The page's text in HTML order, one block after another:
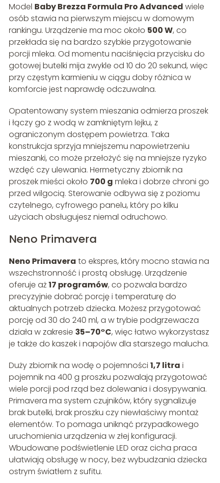
Model Baby Brezza Formula Pro Advanced wiele
osób stawia na pierwszym miejscu w domowym
rankingu. Urządzenie ma moc około 500 W, co
przekłada się na bardzo szybkie przygotowanie
porcji mleka. Od momentu naciśnięcia przycisku do
gotowej butelki mija zwykle od 10 do 20 sekund, więc
przy częstym karmieniu w ciągu doby różnica w
komforcie jest naprawdę odczuwalna.
Opatentowany system mieszania odmierza proszek
i łączy go z wodą w zamkniętym lejku, z
ograniczonym dostępem powietrza. Taka
konstrukcja sprzyja mniejszemu napowietrzeniu
mieszanki, co może przełożyć się na mniejsze ryzyko
wzdęć czy ulewania. Hermetyczny zbiornik na
proszek mieści około 700 g mleka i dobrze chroni go
przed wilgocią. Sterowanie odbywa się z poziomu
czytelnego, cyfrowego panelu, który po kilku
użyciach obsługujesz niemal odruchowo.
Neno Primavera
Neno Primavera to ekspres, który mocno stawia na
wszechstronność i prostą obsługę. Urządzenie
oferuje aż17 programów, co pozwala bardzo
precyzyjnie dobrać porcję i temperaturę do
aktualnych potrzeb dziecka. Możesz przygotować
porcję od 30 do 240 ml, a w trybie podgrzewacza
działa w zakresie 35–70°C, więc łatwo wykorzystasz
je także do kaszek i napojów dla starszego malucha.
Duży zbiornik na wodę o pojemności 1,7 litra i
pojemnik na 400 g proszku pozwalają przygotować
wiele porcji pod rząd bez dolewania i dosypywania.
Primavera ma system czujników, który sygnalizuje
brak butelki, brak proszku czy niewłaściwy montaż
elementów. To pomaga uniknąć przypadkowego
uruchomienia urządzenia w złej konfiguracji.
Wbudowane podświetlenie LED oraz cicha praca
ułatwiają obsługę w nocy, bez wybudzania dziecka
ostrym światłem z sufitu.